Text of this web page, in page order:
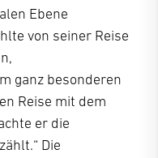
Ebene
von seiner Reise
ganz besonderen
Reise mit dem
er die
Die